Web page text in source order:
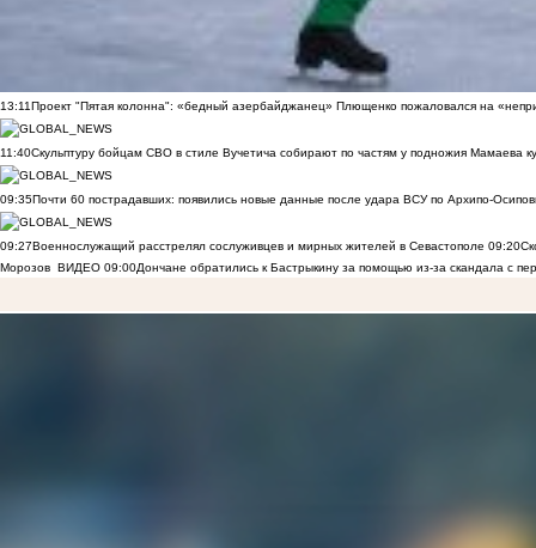
13:11Проект "Пятая колонна": «бедный азербайджанец» Плющенко пожаловался на
11:40Скульптуру бойцам СВО в стиле Вучетича собирают по частям у подножия Мамаева
09:35Почти 60 пострадавших: появились новые данные после удара ВСУ по Архипо-
09:27Военнослужащий расстрелял сослуживцев и мирных жителей в Севастополе 09:20
Морозов ВИДЕО 09:00Дончане обратились к Бастрыкину за помощью из-за скандала с